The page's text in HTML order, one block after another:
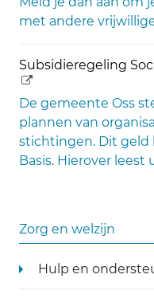
met andere
Subsidieregeling
De gemeente Oss
plannen van
stichtingen. Dit geld
Basis. Hierover leest
Zorg en welzijn
Hulp en